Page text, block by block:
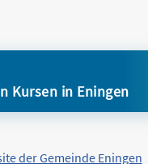
Kursen in Eningen
der Gemeinde Eningen